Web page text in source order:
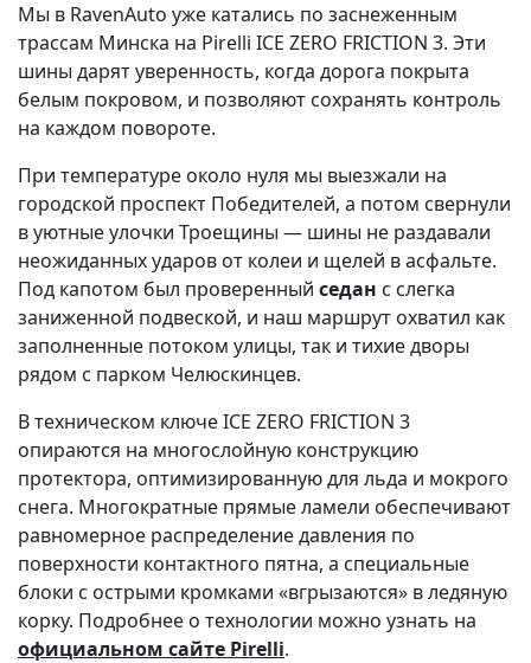
Мы в RavenAuto уже катались по заснеженным
трассам Минска на Pirelli ICE ZERO FRICTION 3. Эти
шины дарят уверенность, когда дорога покрыта
белым покровом, и позволяют сохранять контроль
на каждом повороте.
При температуре около нуля мы выезжали на
городской проспект Победителей, а потом свернули
в уютные улочки Троещины — шины не раздавали
неожиданных ударов от колеи и щелей в асфальте.
Под капотом был проверенный седан с слегка
заниженной подвеской, и наш маршрут охватил как
заполненные потоком улицы, так и тихие дворы
рядом с парком Челюскинцев.
В техническом ключе ICE ZERO FRICTION 3
опираются на многослойную конструкцию
протектора, оптимизированную для льда и мокрого
снега. Многократные прямые ламели обеспечивают
равномерное распределение давления по
поверхности контактного пятна, а специальные
блоки с острыми кромками «вгрызаются» в ледяную
корку. Подробнее о технологии можно узнать на
официальном сайте Pirelli.